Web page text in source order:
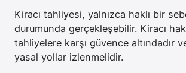
Kiracı tahliyesi, yalnızca haklı bir
durumunda gerçekleşebilir. Kiracı
tahliyelere karşı güvence altındadır
yasal yollar izlenmelidir.